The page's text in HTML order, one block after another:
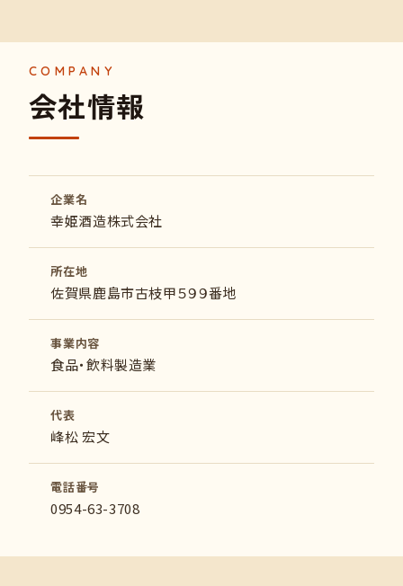
会社情報
企業名
幸姫酒造株式会社
所在地
佐賀県鹿島市古枝甲５９９番地
事業内容
食品・飲料製造業
代表
峰松 宏文
電話番号
0954-63-3708